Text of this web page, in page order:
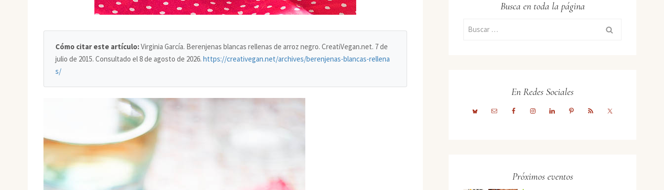
Cómo citar este artículo:Virginia García. Berenjenas blancas rellenas de arroz negro. CreatiVegan.net. 7 de
julio de 2015. Consultado el8 de agosto de 2026. https://creativegan.net/archives/berenjenas-blancas-rellena
s/
Busca en toda la página
Buscar:
En Redes Sociales
Próximos eventos